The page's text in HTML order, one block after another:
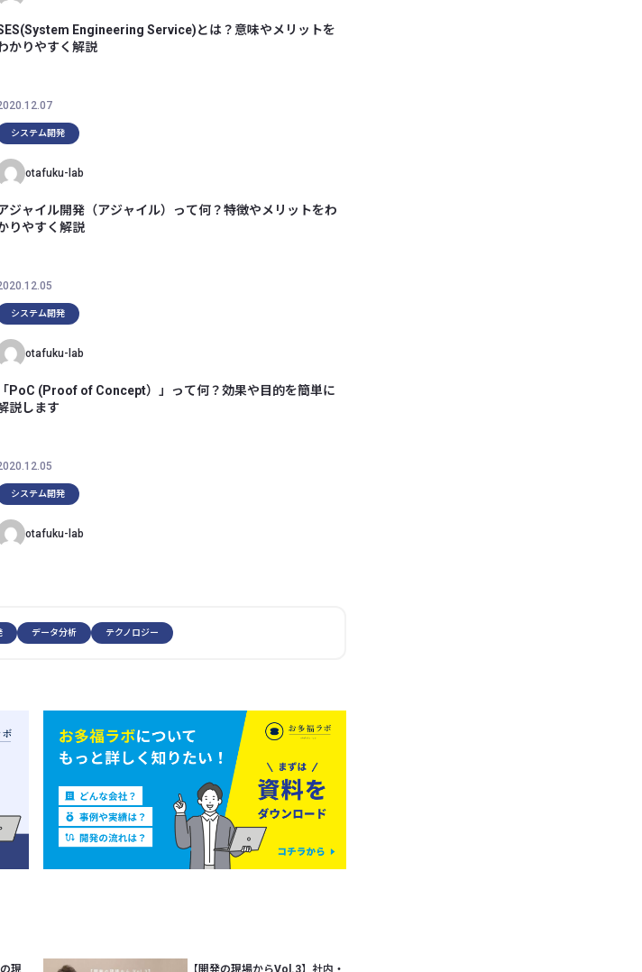
Engineering Service)とは？意味やメリットを
かりやすく解説
システム開発
otafuku-lab
ジャイル開発（アジャイル）って何？特徴やメリットをわ
りやすく解説
システム開発
otafuku-lab
「PoC (Proof of Concept）」って何？効果や目的を簡単に
説します
システム開発
otafuku-lab
データ分析 テクノロジー
現 【開発の現場からVol.3】社内・